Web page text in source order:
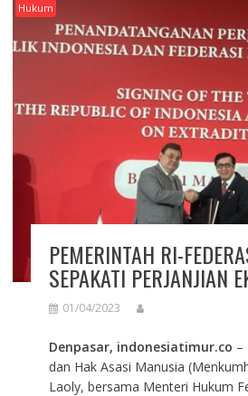
Hukum
PEMERINTAH RI-
SEPAKATI PERJANJIAN
01/04/2023
Denpasar, indonesiatimur.co –
dan Hak Asasi Manusia
Laoly, bersama Menteri Hukum